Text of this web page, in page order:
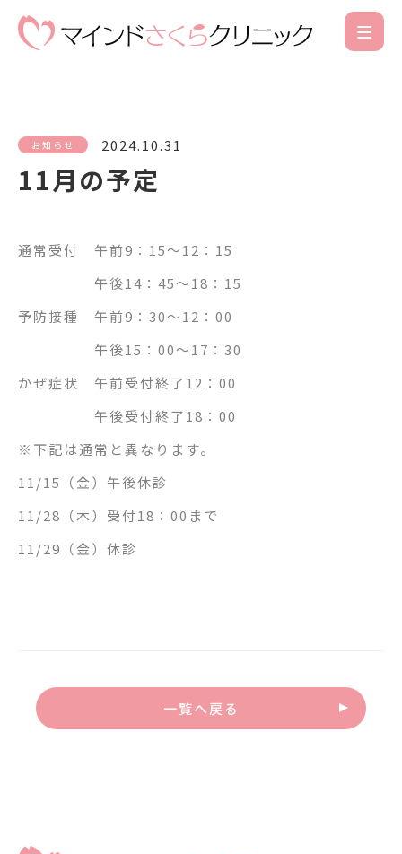
お知らせ 2024.10.31
11月の予定
通常受付 午前9：15～12：15
午後14：45～18：15
予防接種 午前9：30～12：00
午後15：00～17：30
かぜ症状 午前受付終了12：00
午後受付終了18：00
※下記は通常と異なります。
11/15（金）午後休診
11/28（木）受付18：00まで
11/29（金）休診
一覧へ戻る